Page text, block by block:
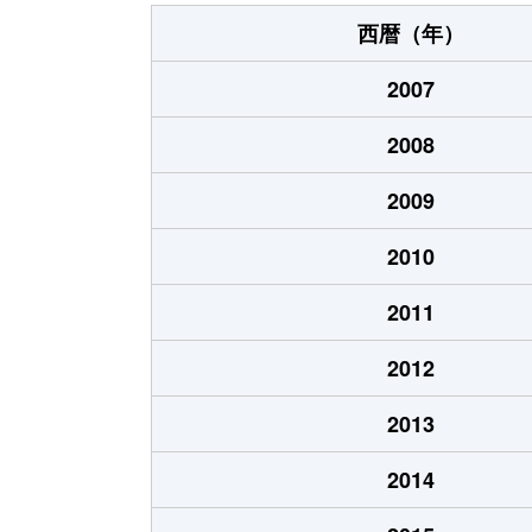
西暦（年）
2007
2008
2009
2010
2011
2012
2013
2014